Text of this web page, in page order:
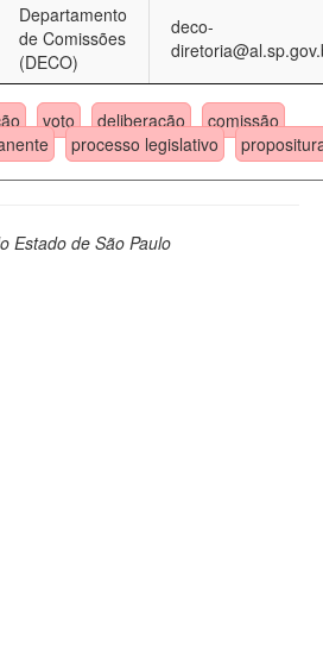
Departamento
de Comissões
(DECO)
deco-
voto deliberação
comissão
processo legislativo
Estado de São Paulo